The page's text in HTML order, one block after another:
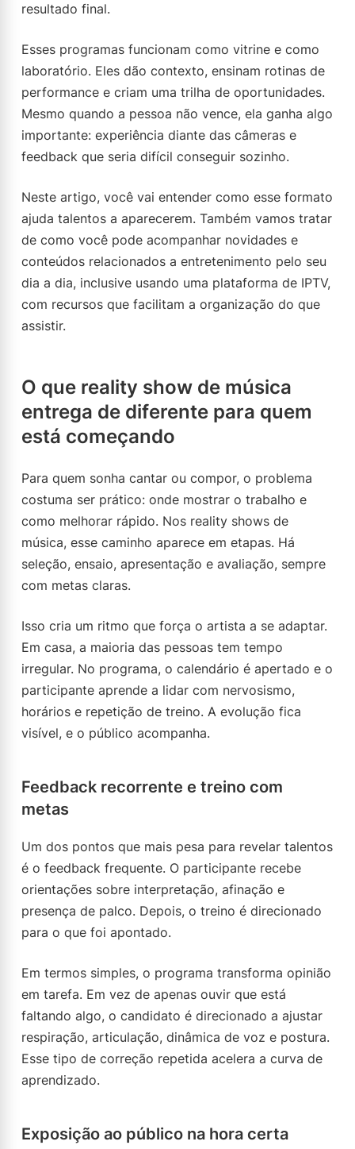
resultado final.
Esses programas funcionam como vitrine e como
laboratório. Eles dão contexto, ensinam rotinas de
performance e criam uma trilha de oportunidades.
Mesmo quando a pessoa não vence, ela ganha algo
importante: experiência diante das câmeras e
feedback que seria difícil conseguir sozinho.
Neste artigo, você vai entender como esse formato
ajuda talentos a aparecerem. Também vamos tratar
de como você pode acompanhar novidades e
conteúdos relacionados a entretenimento pelo seu
dia a dia, inclusive usando uma plataforma de IPTV,
com recursos que facilitam a organização do que
assistir.
O que reality show de música
entrega de diferente para quem
está começando
Para quem sonha cantar ou compor, o problema
costuma ser prático: onde mostrar o trabalho e
como melhorar rápido. Nos reality shows de
música, esse caminho aparece em etapas. Há
seleção, ensaio, apresentação e avaliação, sempre
com metas claras.
Isso cria um ritmo que força o artista a se adaptar.
Em casa, a maioria das pessoas tem tempo
irregular. No programa, o calendário é apertado e o
participante aprende a lidar com nervosismo,
horários e repetição de treino. A evolução fica
visível, e o público acompanha.
Feedback recorrente e treino com
metas
Um dos pontos que mais pesa para revelar talentos
é o feedback frequente. O participante recebe
orientações sobre interpretação, afinação e
presença de palco. Depois, o treino é direcionado
para o que foi apontado.
Em termos simples, o programa transforma opinião
em tarefa. Em vez de apenas ouvir que está
faltando algo, o candidato é direcionado a ajustar
respiração, articulação, dinâmica de voz e postura.
Esse tipo de correção repetida acelera a curva de
aprendizado.
Exposição ao público na hora certa